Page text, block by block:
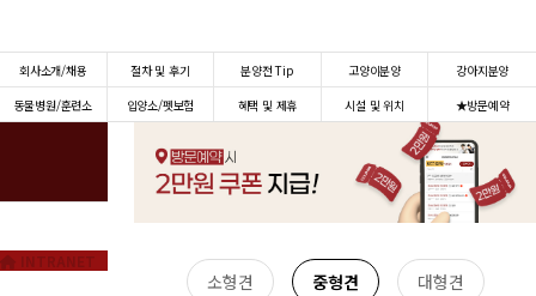
회사소개/채용 절차 및 후기 분양전 Tip 고양이분양
강아지분양
동물병원/훈련소
입양소/펫보험 혜택 및 제휴 시설 및 위치 ★방문예약
소형견 중형견
대형견
카바푸분양
INTRANET